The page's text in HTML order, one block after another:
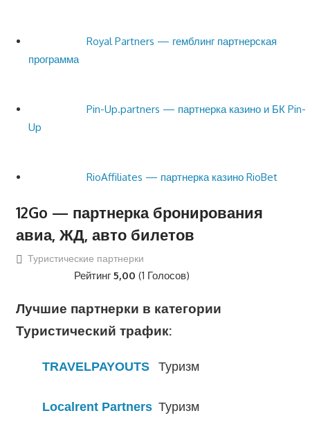
12Go — партнерка бронирования
авиа, ЖД, авто билетов
Туристические партнерки
Рейтинг 5,00 (1 Голосов)
Лучшие партнерки в категории
Туристический трафик:
TRAVELPAYOUTS Туризм
Localrent Partners Туризм
Royal Partners — гемблинг партнерская
программа
Pin-Up.partners — партнерка казино и БК Pin-
Up
RioAffiliates — партнерка казино RioBet